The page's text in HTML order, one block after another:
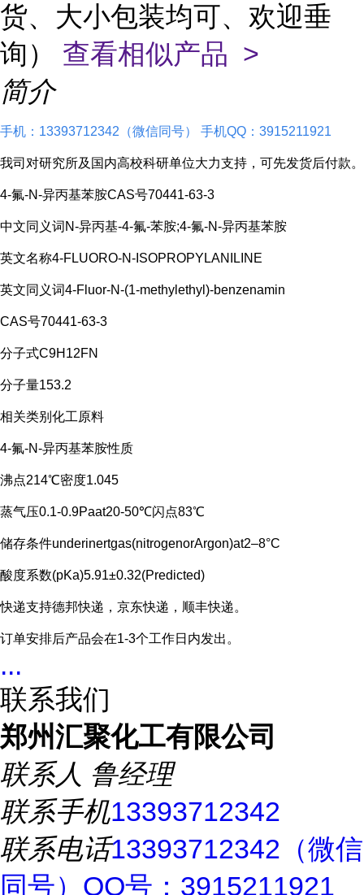
货、大小包装均可、欢迎垂
询） 查看相似产品 >
简介
手机：13393712342（微信同号） 手机QQ：3915211921
我司对研究所及国内高校科研单位大力支持，可先发货后付款。
4-氟-N-异丙基苯胺CAS号70441-63-3
中文同义词N-异丙基-4-氟-苯胺;4-氟-N-异丙基苯胺
英文名称4-FLUORO-N-ISOPROPYLANILINE
英文同义词4-Fluor-N-(1-methylethyl)-benzenamin
CAS号70441-63-3
分子式C9H12FN
分子量153.2
相关类别化工原料
4-氟-N-异丙基苯胺性质
沸点214℃密度1.045
蒸气压0.1-0.9Paat20-50℃闪点83℃
储存条件underinertgas(nitrogenorArgon)at2–8°C
酸度系数(pKa)5.91±0.32(Predicted)
快递支持德邦快递，京东快递，顺丰快递。
订单安排后产品会在1-3个工作日内发出。
...
联系我们
郑州汇聚化工有限公司
联系人 鲁经理
联系手机13393712342
联系电话13393712342（微信
同号）QQ号：3915211921